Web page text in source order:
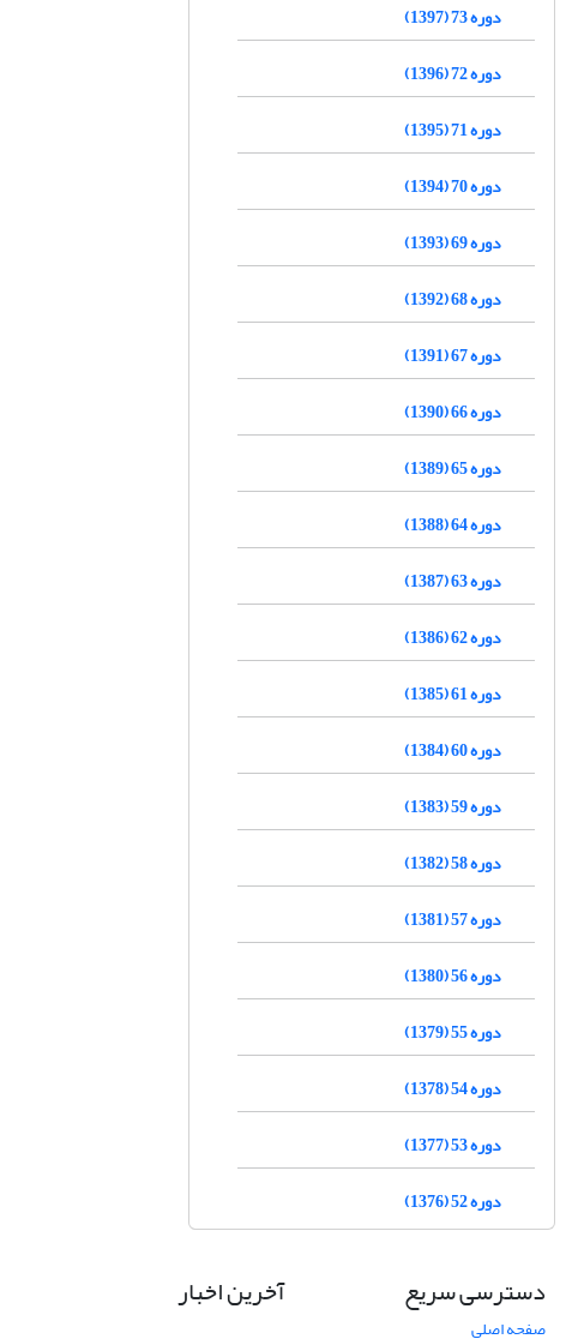
دوره 73 (1397)
دوره 72 (1396)
دوره 71 (1395)
دوره 70 (1394)
دوره 69 (1393)
دوره 68 (1392)
دوره 67 (1391)
دوره 66 (1390)
دوره 65 (1389)
دوره 64 (1388)
دوره 63 (1387)
دوره 62 (1386)
دوره 61 (1385)
دوره 60 (1384)
دوره 59 (1383)
دوره 58 (1382)
دوره 57 (1381)
دوره 56 (1380)
دوره 55 (1379)
دوره 54 (1378)
دوره 53 (1377)
دوره 52 (1376)
دسترسی سریع
صفحه اصلی
آخرین اخبار